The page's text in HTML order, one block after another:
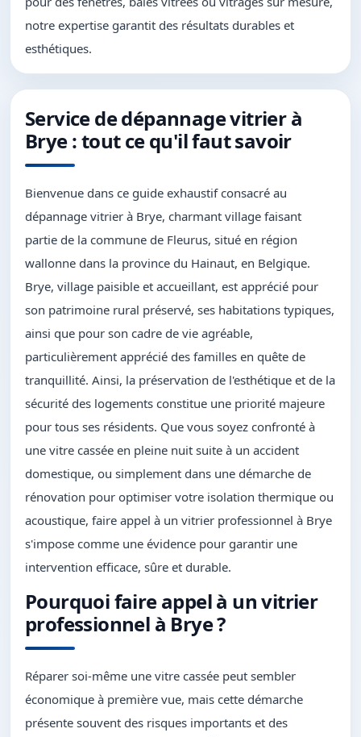
notre expertise garantit des résultats durables et
esthétiques.
Service de dépannage vitrier à
Brye : tout ce qu'il faut savoir
Bienvenue dans ce guide exhaustif consacré au
dépannage vitrier à Brye, charmant village faisant
partie de la commune de Fleurus, situé en région
wallonne dans la province du Hainaut, en Belgique.
Brye, village paisible et accueillant, est apprécié pour
son patrimoine rural préservé, ses habitations typiques,
ainsi que pour son cadre de vie agréable,
particulièrement apprécié des familles en quête de
tranquillité. Ainsi, la préservation de l'esthétique et de la
sécurité des logements constitue une priorité majeure
pour tous ses résidents. Que vous soyez confronté à
une vitre cassée en pleine nuit suite à un accident
domestique, ou simplement dans une démarche de
rénovation pour optimiser votre isolation thermique ou
acoustique, faire appel à un vitrier professionnel à Brye
s'impose comme une évidence pour garantir une
intervention efficace, sûre et durable.
Pourquoi faire appel à un vitrier
professionnel à Brye ?
Réparer soi-même une vitre cassée peut sembler
économique à première vue, mais cette démarche
présente souvent des risques importants et des